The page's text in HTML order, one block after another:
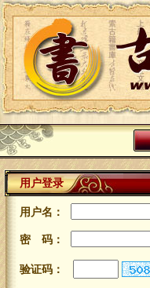
用户登录
用户名：
密 码：
验证码：